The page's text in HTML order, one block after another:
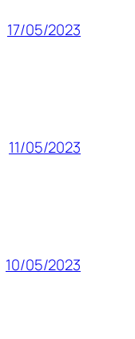
17/05/2023
11/05/2023
10/05/2023